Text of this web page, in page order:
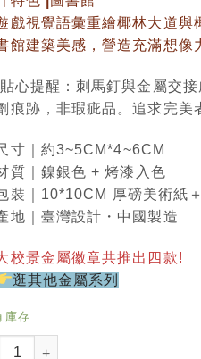
戲視覺語彙重繪椰林大道
館建築美感，營造充滿想像
心提醒：刺馬釘與金屬交
痕跡，非瑕疵品。追求完美
寸｜約3~5CM*4~6CM
質｜鎳銀色 + 烤漆入色
裝｜10*10CM 厚磅美術紙
地｜臺灣設計・中國製造
校景金屬徽章共推出四款!
逛其他金屬系列
庫存
校景金屬 徽章 - 圖書館 數量